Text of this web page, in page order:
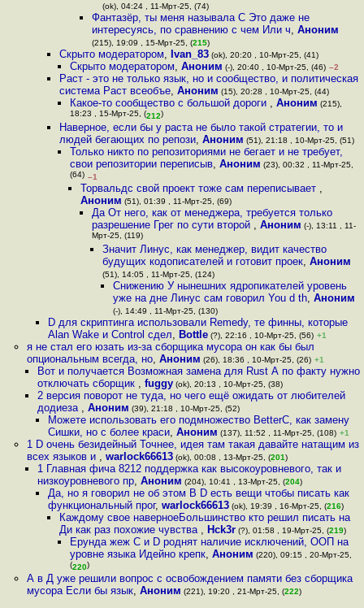
(ok), 04:24 , 11-Мрт-25, (74)
Фантазёр, ты меня называла C Это даже не
интересуясь, по сравнению с чем Или ч, Аноним
(215), 19:09 , 15-Мрт-25, (215)
Скрыто модератором, Ivan_83(ok), 20:20 , 10-Мрт-25, (41)
Скрыто модератором, Аноним (-), 20:40 , 10-Мрт-25, (46) –2
Раст - это не только язык, но и сообщество, и политическая
система Раст всеобъе, Аноним (15), 20:28 , 10-Мрт-25, (44)
Какое-то сообщество с большой дороги , Аноним (215),
18:23 , 15-Мрт-25, (212)
Наверное, если бы у раста не было такой стратегии, то и
людей бегающих по репози, Аноним (51), 21:18 , 10-Мрт-25, (51)
Только никто по репозиториями не бегает и не требует,
свои репозитории переписыв, Аноним (23), 00:32 , 11-Мрт-25,
(64) –1
Торвальдс свой проект тоже сам переписывает ,
Аноним (51), 01:39 , 11-Мрт-25, (69)
Да От него, как от менеджера, требуется только
разрешение Грег по сути второй , Аноним (-), 13:11 , 11-
Мрт-25, (119)
Значит Линус, как менеджер, видит качество
будущих кодописателей и готовит проек, Аноним
(51), 14:05 , 11-Мрт-25, (124)
Снижению У нынешних ядропикателей уровень
уже на дне Линус сам говорил You d th,Аноним
(-), 14:49 , 11-Мрт-25, (130)
D для скриптинга использовали Remedy, те финны, которые
Alan Wake и Control сдел, Bottle (?), 22:16 , 10-Мрт-25, (56) +1
я не стал его юзать из-за сборщика мусора он как бы был
опциональным всегда, но, Аноним (26), 18:36 , 10-Мрт-25, (26) +1
Вот и получается Возможная замена для Rust А по факту нужно
отключать сборщик , fuggy(ok), 20:13 , 10-Мрт-25, (38)
2 версия поворот не туда, но чего ещё ожидать от любителей
додиеза , Аноним (39), 21:18 , 10-Мрт-25, (52)
Можете использовать его подмножество BetterC, как замену
Сишки, но с более краси,Аноним (137), 11:52 , 11-Мрт-25, (108) +1
1 D очень безидейный Точнее, идея там такая давайте натащим из
всех языков и , warlock66613(ok), 00:08 , 13-Мрт-25, (201)
1 Главная фича 8212 поддержка как высокоуровневого, так и
низкоуровневого пр, Аноним (204), 10:41 , 13-Мрт-25, (204)
Да, но я говорил не об этом В D есть вещи чтобы писать как
функциональный прог,warlock66613 (ok), 19:39 , 16-Мрт-25, (216)
Каждому свое наверноеБольшинство кто решил писать на
Ди как раз похожие чувства , Hck3r(?), 01:58 , 19-Мрт-25, (219)
Ерунда жеж C и D роднят наличие исключений, ООП на
уровне языка Идейно крепк, Аноним (220), 09:15 , 20-Мрт-25,
(220)
А в Д уже решили вопрос с освобождением памяти без сборщика
мусора Если бы язык, Аноним (221), 19:20 , 21-Мрт-25, (222)